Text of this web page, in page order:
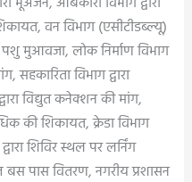
वन विभाग (एसीटीडब्ल्यू)
पशु मुआवजा, लोक निर्माण विभाग
सहकारिता विभाग द्वारा
विद्युत कनेक्शन की मांग,
की शिकायत, क्रेडा विभाग
शिविर स्थल पर लर्निंग
बस पास वितरण, नगरीय प्रशासन